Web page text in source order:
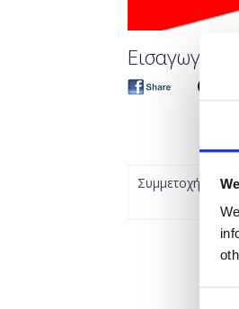
Εισαγωγή
Συμμετοχή